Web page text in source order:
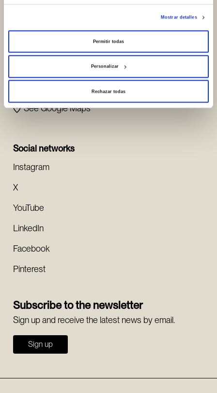
Mostrar detalles
Permitir todas
Personalizar
Rechazar todas
Portal de Betoño, 23
01013, Vitoria-Gasteiz (Spain)
See Google Maps
Social networks
Instagram
X
YouTube
LinkedIn
Facebook
Pinterest
Subscribe to the newsletter
Sign up and receive the latest news by email.
Sign up